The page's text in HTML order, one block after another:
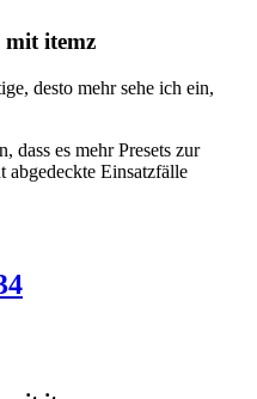
mit itemz
desto mehr sehe ich ein,
dass es mehr Presets zur
abgedeckte Einsatzfälle